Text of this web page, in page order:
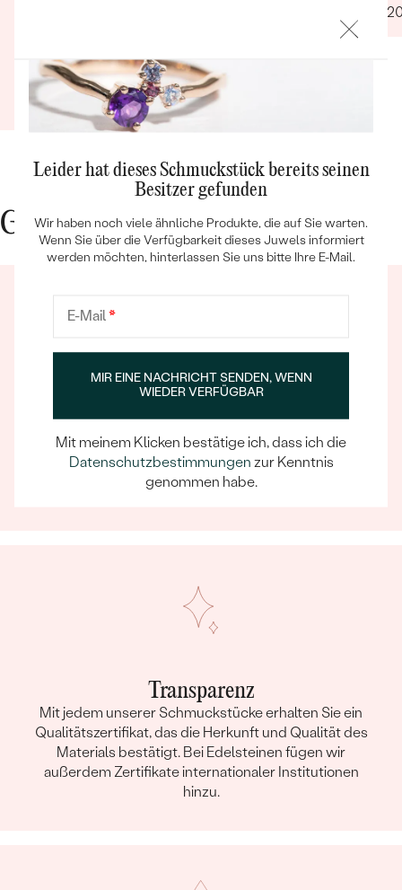
Bestseller
ANSEHEN
sucht seinesgleichen. Gerne wieder!
Verifizierter Kunde
16.09.2021
Ganze Bewertung anzeigen
Gute Gründe für Eppi
sich darauf verlassen, dass unser Team dafür sorgt,
dass schon die Auswahl eines Schmuckstücks zu
einem unvergesslichen Erlebnis wird.
Transparenz
Mit jedem unserer Schmuckstücke erhalten Sie ein
Qualitätszertifikat, das die Herkunft und Qualität des
Materials bestätigt. Bei Edelsteinen fügen wir
außerdem Zertifikate internationaler Institutionen
hinzu.
Leider hat dieses Schmuckstück bereits seinen
Besitzer gefunden
Wir haben noch viele ähnliche Produkte, die auf Sie warten.
Wenn Sie über die Verfügbarkeit dieses Juwels informiert
werden möchten, hinterlassen Sie uns bitte Ihre E-Mail.
E-Mail*
MIR EINE NACHRICHT SENDEN, WENN
WIEDER VERFÜGBAR
Mit meinem Klicken bestätige ich, dass ich die
Datenschutzbestimmungen zur Kenntnis
genommen habe.